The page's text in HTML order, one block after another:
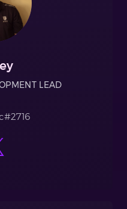
LEAD